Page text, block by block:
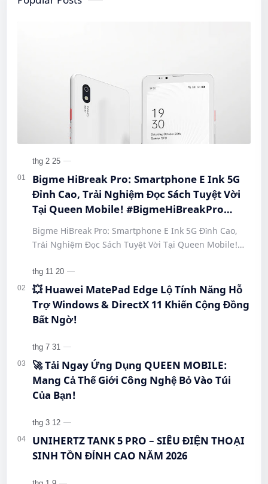
Bigme HiBreak Pro: Smartphone E Ink 5G
Đỉnh Cao, Trải Nghiệm Đọc Sách Tuyệt Vời
Tại Queen Mobile! #BigmeHiBreakPro
#SmartphoneEInk #QueenMobile
#HiBreakPro5G #DienThoaiDocSach
#CongNgheMoi #MuaSamThongMinh
#EInkPhone #5GSmartphone
Bigme HiBreak Pro: Smartphone E Ink 5G Đỉnh Cao,
Trải Nghiệm Đọc Sách Tuyệt Vời Tại Queen Mobile!
#Hi…
💥 Huawei MatePad Edge Lộ Tính Năng Hỗ
Trợ Windows & DirectX 11 Khiến Cộng Đồng
Bất Ngờ!
🚀 Tải Ngay Ứng Dụng QUEEN MOBILE:
Mang Cả Thế Giới Công Nghệ Bỏ Vào Túi
Của Bạn!
UNIHERTZ TANK 5 PRO – SIÊU ĐIỆN THOẠI
SINH TỒN ĐỈNH CAO NĂM 2026